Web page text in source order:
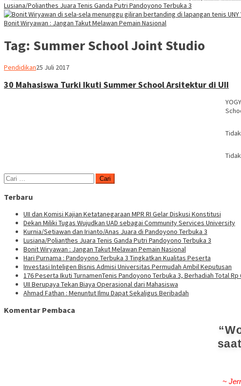
Lusiana/Polianthes Juara Tenis Ganda Putri Pandoyono Terbuka 3
Bonit Wiryawan : Jangan Takut Melawan Pemain Nasional
Tag: Summer School Joint Studio
PendidikanHeri
25 Juli 2017
30 Mahasiswa Turki Ikuti Summer School Arsitektur di UII
Cari
untuk:
Terbaru
UII dan Komisi Kajian Ketatanegaraan MPR RI Gelar Diskusi Konstitusi
Dekan Miliki Tugas Wujudkan UAD sebagai Community Services University
Kurnia/Setiawan dan Irianto/Anas Juara di Pandoyono Terbuka 3
Lusiana/Polianthes Juara Tenis Ganda Putri Pandoyono Terbuka 3
Bonit Wiryawan : Jangan Takut Melawan Pemain Nasional
Hari Purnama : Pandoyono Terbuka 3 Tingkatkan Kualitas Peserta
Investasi Inteligen Bisnis Admisi Universitas Permudah Ambil Keputusan
176 Peserta Ikuti TurnamenTenis Pandoyono Terbuka 3, Berhadiah Total Rp
UII Berupaya Tekan Biaya Operasional dari Mahasiswa
Ahmad Fathan : Menuntut Ilmu Dapat Sekaligus Beribadah
Komentar Pembaca
~